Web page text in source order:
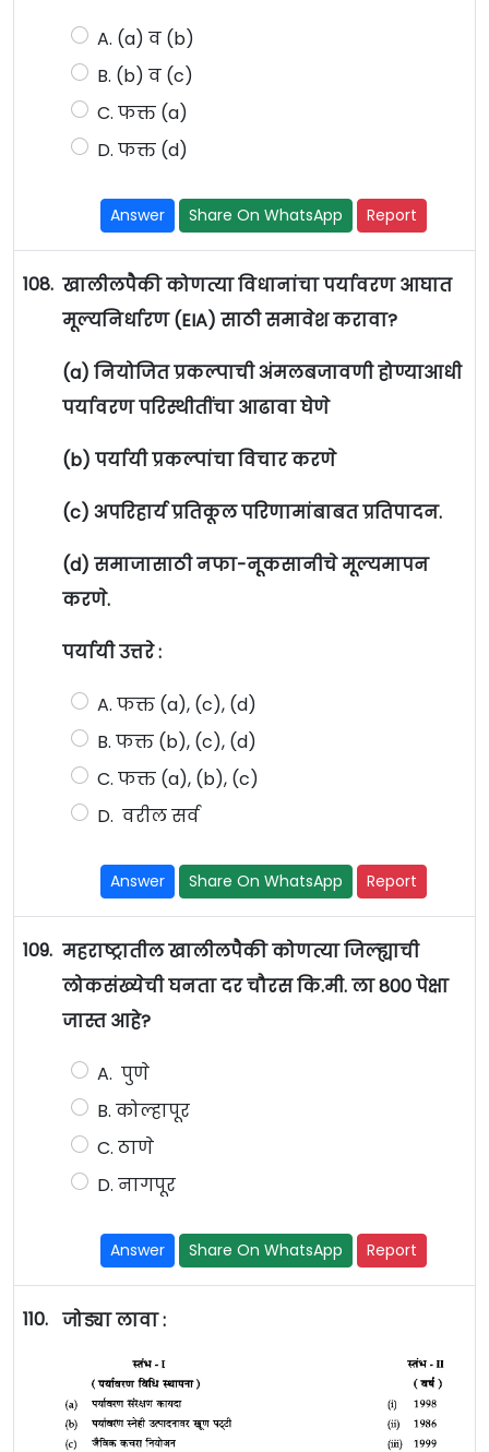
A. (a) व (b)
B. (b) व (c)
C. फक्त (a)
D. फक्त (d)
Answer Share On WhatsApp Report
108. खालीलपैकी कोणत्या विधानांचा पर्यावरण आघात
मूल्यनिर्धारण (EIA) साठी समावेश करावा?
(a) नियोजित प्रकल्पाची अंमलबजावणी होण्याआधी
पर्यावरण परिस्थीतींचा आढावा घेणे
(b) पर्यायी प्रकल्पांचा विचार करणे
(c) अपरिहार्य प्रतिकूल परिणामांबाबत प्रतिपादन.
(d) समाजासाठी नफा-नूकसानीचे मूल्यमापन
करणे.
पर्यायी उत्तरे :
A. फक्त (a), (c), (d)
B. फक्त (b), (c), (d)
C. फक्त (a), (b), (c)
D. वरील सर्व
Answer Share On WhatsApp Report
109. महराष्ट्रातील खालीलपैकी कोणत्या जिल्ह्याची
लोकसंख्येची घनता दर चौरस कि.मी. ला 800 पेक्षा
जास्त आहे?
A. पुणे
B. कोल्हापूर
C. ठाणे
D. नागपूर
Answer Share On WhatsApp Report
110. जोड्या लावा :